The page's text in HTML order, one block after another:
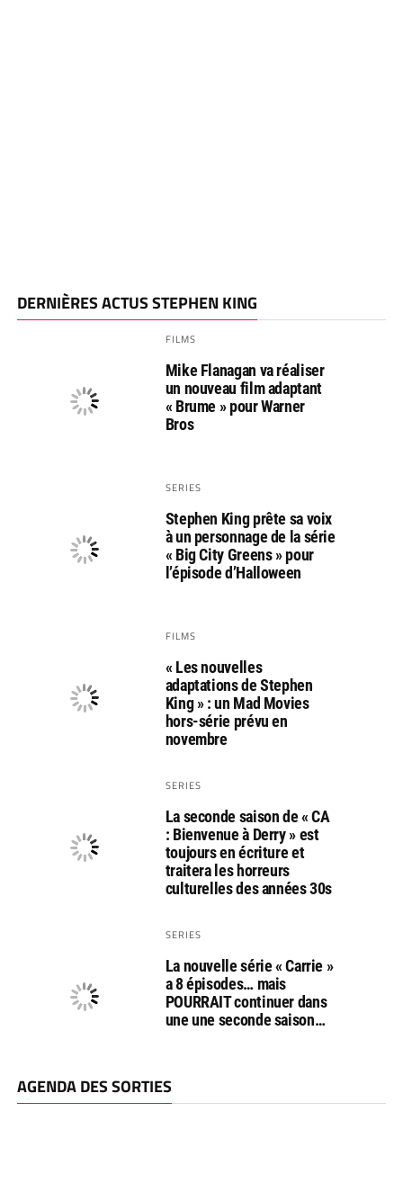
DERNIÈRES ACTUS STEPHEN KING
FILMS
Mike Flanagan va réaliser
un nouveau film adaptant
« Brume » pour Warner
Bros
SERIES
Stephen King prête sa voix
à un personnage de la série
« Big City Greens » pour
l’épisode d’Halloween
FILMS
« Les nouvelles
adaptations de Stephen
King » : un Mad Movies
hors-série prévu en
novembre
SERIES
La seconde saison de « CA
: Bienvenue à Derry » est
toujours en écriture et
traitera les horreurs
culturelles des années 30s
SERIES
La nouvelle série « Carrie »
a 8 épisodes… mais
POURRAIT continuer dans
une une seconde saison…
AGENDA DES SORTIES